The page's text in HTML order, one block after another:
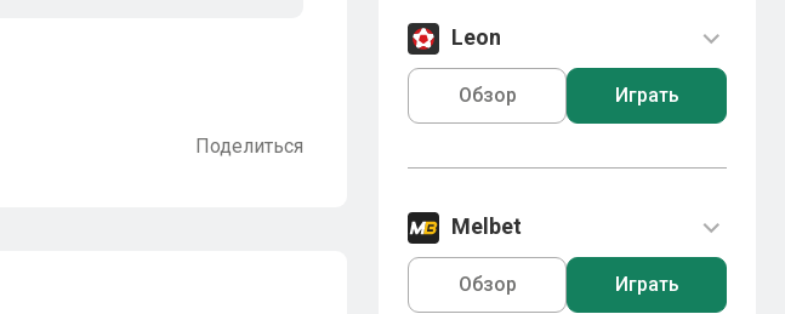
Поделиться
Leon
Обзор Играть
Melbet
Обзор Играть